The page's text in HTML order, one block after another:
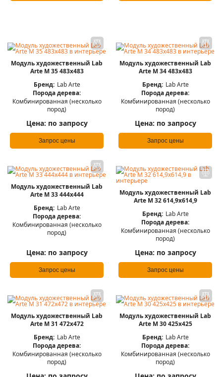
Модуль художественный Lab
Arte М 35 483х483
Бренд: Lab Arte
Порода дерева:
Комбинированная (несколько
пород)
Цена: по запросу
Запрос цены
Модуль художественный Lab
Arte М 34 483х483
Бренд: Lab Arte
Порода дерева:
Комбинированная (несколько
пород)
Цена: по запросу
Запрос цены
Модуль художественный Lab
Arte М 33 444х444
Бренд: Lab Arte
Порода дерева:
Комбинированная (несколько
пород)
Цена: по запросу
Запрос цены
Модуль художественный Lab
Arte М 32 614,9х614,9
Бренд: Lab Arte
Порода дерева:
Комбинированная (несколько
пород)
Цена: по запросу
Запрос цены
Модуль художественный Lab
Arte М 31 472х472
Бренд: Lab Arte
Порода дерева:
Комбинированная (несколько
пород)
Модуль художественный Lab
Arte М 30 425х425
Бренд: Lab Arte
Порода дерева:
Комбинированная (несколько
пород)